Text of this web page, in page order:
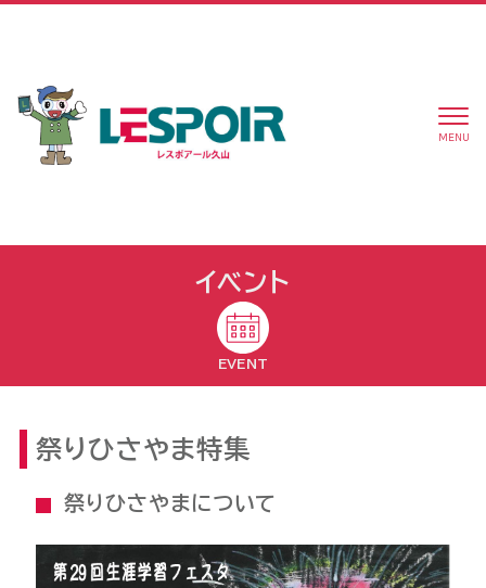
MENU
イベント
EVENT
祭りひさやま特集
祭りひさやまについて